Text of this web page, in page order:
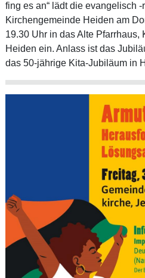
fing es an“ lädt die evangelisch -
Kirchengemeinde Heiden am
19.30 Uhr in das Alte Pfarrhaus,
Heiden ein. Anlass ist das
das 50-jährige Kita-Jubiläum in